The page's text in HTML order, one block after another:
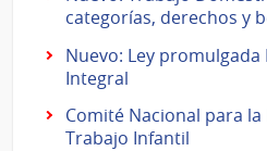
categorías, derechos y
Nuevo: Ley promulgada
Integral
Comité Nacional para
Trabajo Infantil